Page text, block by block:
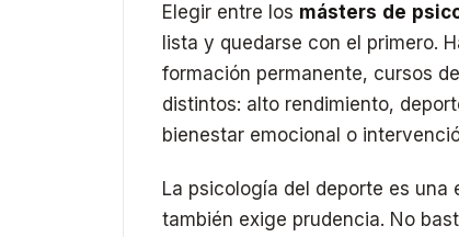
Elegir entre los másters de
lista y quedarse con el primero.
formación permanente, cursos
distintos: alto rendimiento,
bienestar emocional o
La psicología del deporte es
también exige prudencia. No